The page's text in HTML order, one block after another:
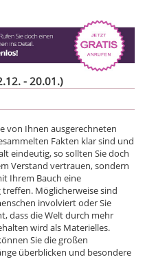
- 20.01.)
von Ihnen ausgerechneten
Fakten klar sind und
eindeutig, so sollten Sie doch
Verstand vertrauen, sondern
Ihrem Bauch eine
treffen. Möglicherweise sind
involviert oder Sie
dass die Welt durch mehr
wird als Materielles.
Sie die großen
überblicken und besondere